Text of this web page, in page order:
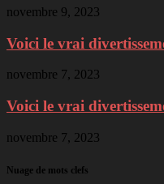
novembre 9, 2023
Voici le vrai
novembre 7, 2023
Voici le vrai
novembre 7, 2023
Nuage de mots clefs